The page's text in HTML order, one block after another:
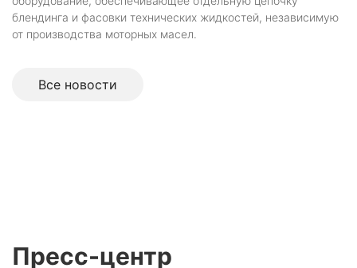
блендинга и фасовки технических жидкостей, независимую
от производства моторных масел.
Все новоcти
Пресс-центр